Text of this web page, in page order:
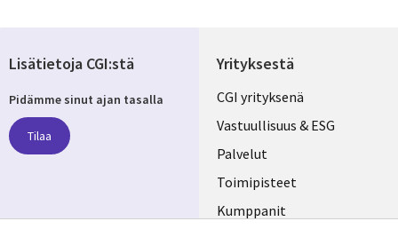
Yrityksestä
Useful
links
FINLAND
CGI yrityksenä
Vastuullisuus & ESG
Palvelut
Toimipisteet
Kumppanit
Lisätietoja CGI:stä
Pidämme sinut ajan tasalla
Tilaa